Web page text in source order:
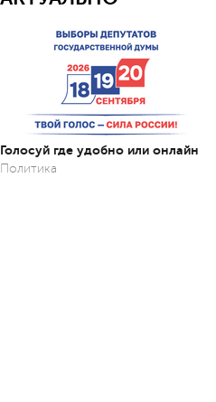
Голосуй где удобно или онлайн
Политика